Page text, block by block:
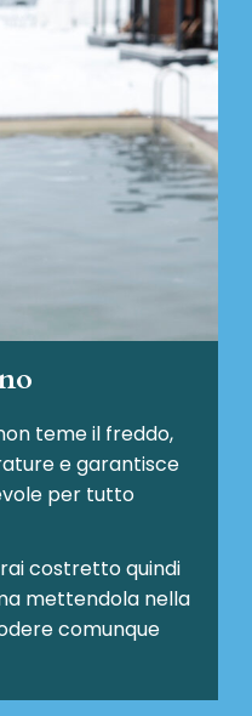
teme il freddo,
e garantisce
per tutto
costretto quindi
mettendola nella
comunque